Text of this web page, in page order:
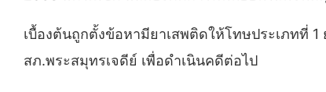
เบื้องต้นถูกตั้งข้อหามียาเสพติดให้โทษประเภทที่
สภ.พระสมุทรเจดีย์ เพื่อดำเนินคดีต่อไป